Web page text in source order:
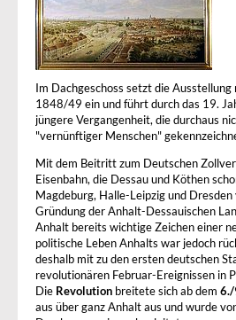
Im Dachgeschoss setzt die
1848/49 ein und führt durch das 19.
jüngere Vergangenheit, die durchaus
"vernünftiger Menschen"
Mit dem Beitritt zum Deutschen
Eisenbahn, die Dessau und Köthen
Magdeburg, Halle-Leipzig und
Gründung der Anhalt-Dessauischen
Anhalt bereits wichtige Zeichen einer
politische Leben Anhalts war jedoch
deshalb mit zu den ersten deutschen
revolutionären Februar-Ereignissen in
Die Revolution breitete sich ab dem 6./
aus über ganz Anhalt aus und wurde